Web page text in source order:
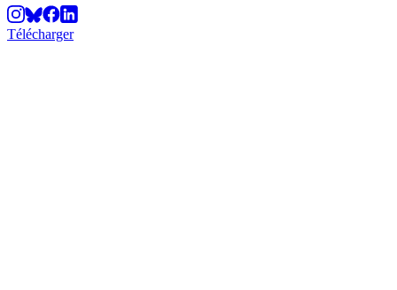
Télécharger